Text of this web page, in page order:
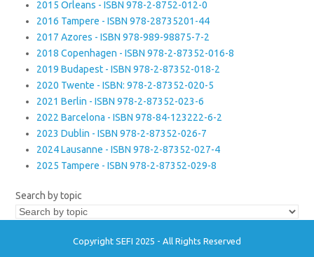
2015 Orleans - ISBN 978-2-8752-012-0
2016 Tampere - ISBN 978-28735201-44
2017 Azores - ISBN 978-989-98875-7-2
2018 Copenhagen - ISBN 978-2-87352-016-8
2019 Budapest - ISBN 978-2-87352-018-2
2020 Twente - ISBN: 978-2-87352-020-5
2021 Berlin - ISBN 978-2-87352-023-6
2022 Barcelona - ISBN 978-84-123222-6-2
2023 Dublin - ISBN 978-2-87352-026-7
2024 Lausanne - ISBN 978-2-87352-027-4
2025 Tampere - ISBN 978-2-87352-029-8
Search by topic
Copyright SEFI 2025 - All Rights Reserved